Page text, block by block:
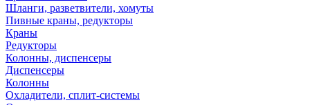
Шланги, разветвители, хомуты
Пивные краны, редукторы
Краны
Редукторы
Колонны, диспенсеры
Диспенсеры
Колонны
Охладители, сплит-системы